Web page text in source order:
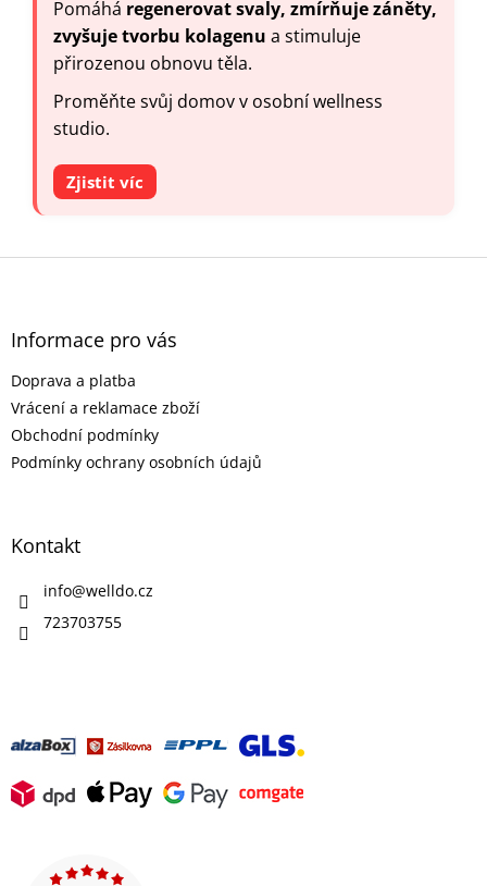
Pomáhá regenerovat svaly, zmírňuje záněty,
zvyšuje tvorbu kolagenu a stimuluje
přirozenou obnovu těla.
Proměňte svůj domov v osobní wellness
studio.
Zjistit víc
Z
Informace pro vás
Doprava a platba
Vrácení a reklamace zboží
Obchodní podmínky
Podmínky ochrany osobních údajů
Kontakt
info@welldo.cz
723703755